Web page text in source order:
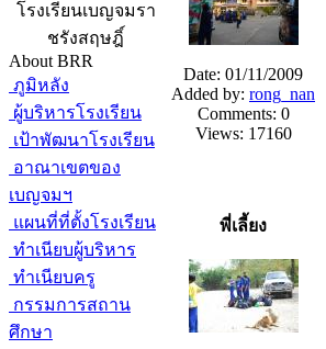
โรงเรียนเบญจมรา
ชรังสฤษฎิ์
About BRR
ภูมิหลัง
ผู้บริหารโรงเรียน
เป้าพัฒนาโรงเรียน
อาณาเขตของ
เบญจมฯ
แผนที่ที่ตั้งโรงเรียน
ทำเนียบผู้บริหาร
ทำเนียบครู
กรรมการสถาน
ศึกษา
Date: 01/11/2009
Added by: rong_nan
Comments: 0
Views: 17160
พี่เลี้ยง